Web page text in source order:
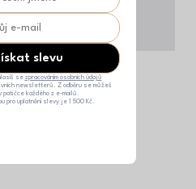
slevu
se zpracováním osobních údajů
newsletterů. Z odběru se můžeš
patičce každého z e-mailů.
pro uplatnění slevy je 1 500 Kč.